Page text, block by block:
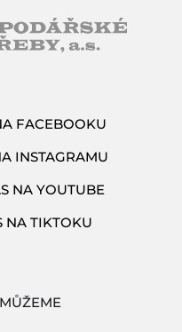
FACEBOOKU
INSTAGRAMU
NA YOUTUBE
NA TIKTOKU